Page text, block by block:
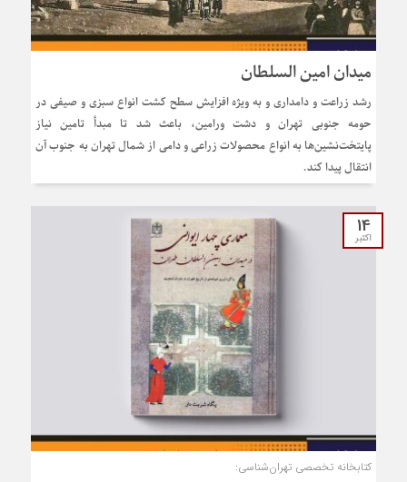
میدان امین السلطان
رشد زراعت و دامداری و به ویژه افزایش سطح کشت انواع سبزی و صیفی در
حومه جنوبی تهران و دشت ورامین، باعث شد تا مبدأ تامین نیاز
پایتخت‌نشین‌ها به انواع محصولات زراعی و دامی از شمال تهران به جنوب آن
انتقال پیدا کند.
14
اکتبر
کتابخانه تخصصی تهران‌شناسی: